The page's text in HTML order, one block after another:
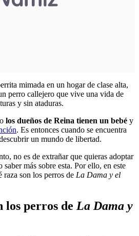
mimada en un hogar de clase alta,
perro callejero que vive una vida de
y sin ataduras.
los dueños de Reina tienen un bebé y
. Es entonces cuando se encuentra
un mundo de libertad.
no es de extrañar que quieras adoptar
más sobre esta. Por ello, en este
raza son los perros de La Dama y el
los perros de La Dama y